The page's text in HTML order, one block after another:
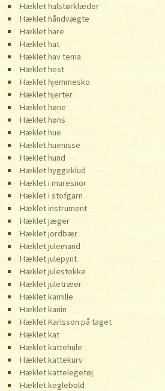
Hæklet halstørklæder
Hæklet håndvægte
Hæklet hare
Hæklet hat
Hæklet hav tema
Hæklet hest
Hæklet hjemmesko
Hæklet hjerter
Hæklet høne
Hæklet høns
Hæklet hue
Hæklet huenisse
Hæklet hund
Hæklet hyggeklud
Hæklet i muresnor
Hæklet i stofgarn
Hæklet instrument
Hæklet jæger
Hæklet jordbær
Hæklet julemand
Hæklet julepynt
Hæklet julestokke
Hæklet juletræer
Hæklet kamille
Hæklet kanin
Hæklet Karlsson på taget
Hæklet kat
Hæklet kattehule
Hæklet kattekurv
Hæklet kattelegetøj
Hæklet keglebold